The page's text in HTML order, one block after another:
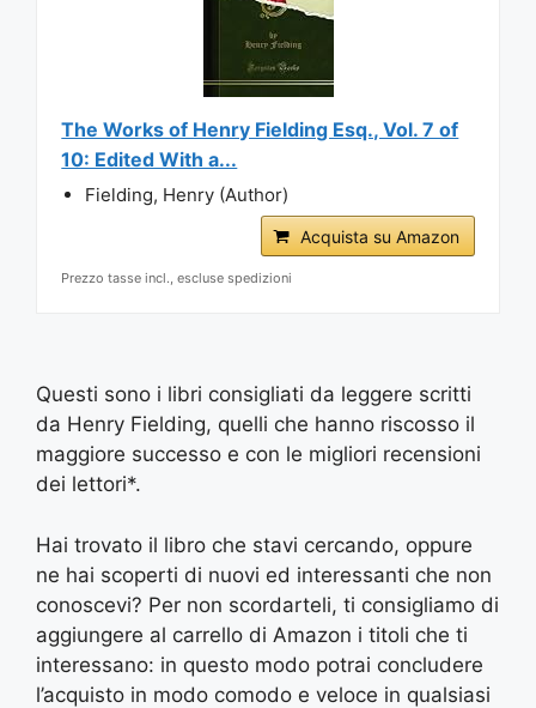
The Works of Henry Fielding Esq., Vol. 7 of
10: Edited With a...
Fielding, Henry (Author)
Acquista su Amazon
Prezzo tasse incl., escluse spedizioni
Questi sono i libri consigliati da leggere scritti
da Henry Fielding, quelli che hanno riscosso il
maggiore successo e con le migliori recensioni
dei lettori*.
Hai trovato il libro che stavi cercando, oppure
ne hai scoperti di nuovi ed interessanti che non
conoscevi? Per non scordarteli, ti consigliamo di
aggiungere al carrello di Amazon i titoli che ti
interessano: in questo modo potrai concludere
l’acquisto in modo comodo e veloce in qualsiasi